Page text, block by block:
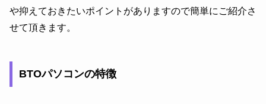
や抑えておきたいポイントがありますので簡単にご紹介さ
せて頂きます。
BTOパソコンの特徴